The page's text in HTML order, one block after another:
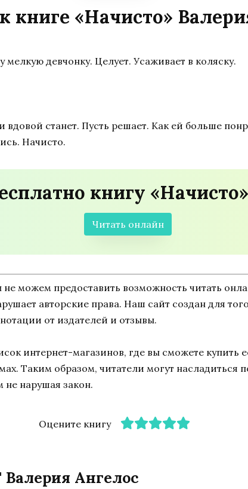
книге «Начисто»
девчонку. Целует. Усаживает в коляску.
вдовой станет. Пусть решает. Как ей больше
Начисто.
книгу
Читать онлайн
можем предоставить возможность читать
авторские права. Наш сайт создан для
от издателей и отзывы.
интернет-магазинов, где вы сможете купить
Таким образом, читатели могут насладиться
не нарушая закон.
Оцените книгу
Ангелос